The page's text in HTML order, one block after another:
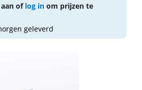
aan of log in om prijzen te
geleverd